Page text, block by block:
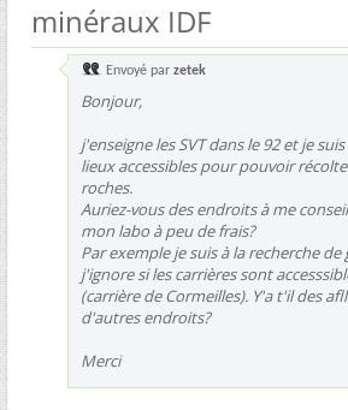
minéraux IDF
Envoyé par zetek
Bonjour,
j'enseigne les SVT dans le 92 et je
lieux accessibles pour pouvoir
roches.
Auriez-vous des endroits à me
mon labo à peu de frais?
Par exemple je suis à la recherche de
j'ignore si les carrières sont
(carrière de Cormeilles). Y'a t'il des
d'autres endroits?
Merci